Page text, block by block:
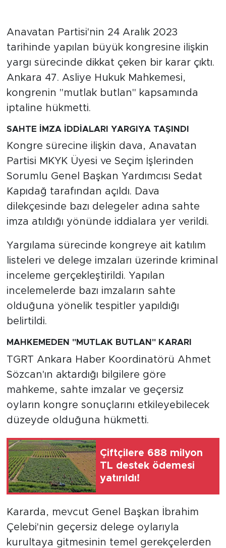
Anavatan Partisi'nin 24 Aralık 2023
tarihinde yapılan büyük kongresine ilişkin
yargı sürecinde dikkat çeken bir karar çıktı.
Ankara 47. Asliye Hukuk Mahkemesi,
kongrenin "mutlak butlan" kapsamında
iptaline hükmetti.
SAHTE İMZA İDDİALARI YARGIYA TAŞINDI
Kongre sürecine ilişkin dava, Anavatan
Partisi MKYK Üyesi ve Seçim İşlerinden
Sorumlu Genel Başkan Yardımcısı Sedat
Kapıdağ tarafından açıldı. Dava
dilekçesinde bazı delegeler adına sahte
imza atıldığı yönünde iddialara yer verildi.
Yargılama sürecinde kongreye ait katılım
listeleri ve delege imzaları üzerinde kriminal
inceleme gerçekleştirildi. Yapılan
incelemelerde bazı imzaların sahte
olduğuna yönelik tespitler yapıldığı
belirtildi.
MAHKEMEDEN "MUTLAK BUTLAN" KARARI
TGRT Ankara Haber Koordinatörü Ahmet
Sözcan'ın aktardığı bilgilere göre
mahkeme, sahte imzalar ve geçersiz
oyların kongre sonuçlarını etkileyebilecek
düzeyde olduğuna hükmetti.
Çiftçilere 688 milyon
TL destek ödemesi
yatırıldı!
Kararda, mevcut Genel Başkan İbrahim
Çelebi'nin geçersiz delege oylarıyla
kurultaya gitmesinin temel gerekçelerden